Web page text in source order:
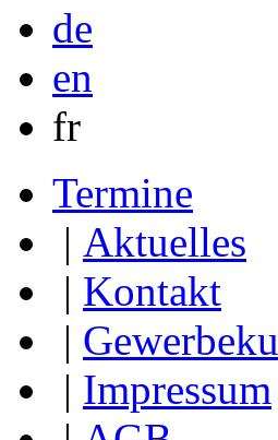
de
en
fr
Termine
| Aktuelles
| Kontakt
|
| Impressum